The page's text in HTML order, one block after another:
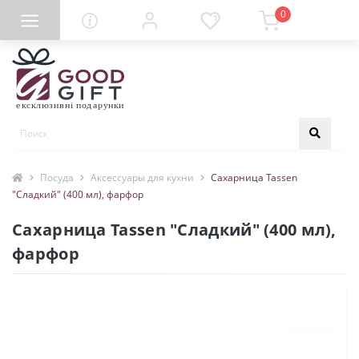
0
Посуда Аксессуары для кухни
Сахарница Tassen
"Сладкий" (400 мл), фарфор
Сахарница Tassen "Сладкий" (400 мл),
фарфор